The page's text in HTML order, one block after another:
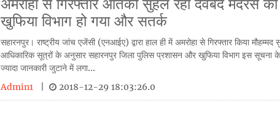
अमरोहा से गिरफ्तार आतंकी सुहेल रहा देवबंद मदरसे
खुफिया विभाग हो गया और सतर्क
सहारनपुर। राष्ट्रीय जांच एजेंसी (एनआईए) द्वारा हाल ही में अमरोहा से गिरफ्तार किया
आधिकारिक सूत्रों के अनुसार सहारनपुर जिला पुलिस प्रशासन और खुफिया विभाग इस सूचना
ज्यादा जानकारी जुटाने में लगा...
Admin1
| 2018-12-29 18:03:26.0